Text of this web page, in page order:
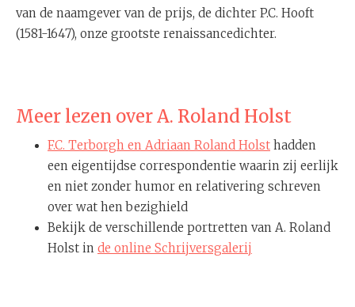
van de naamgever van de prijs, de dichter P.C. Hooft
(1581-1647), onze grootste renaissancedichter.
Meer lezen over A. Roland Holst
F.C. Terborgh en Adriaan Roland Holst hadden
een eigentijdse correspondentie waarin zij eerlijk
en niet zonder humor en relativering schreven
over wat hen bezighield
Bekijk de verschillende portretten van A. Roland
Holst in de online Schrijversgalerij